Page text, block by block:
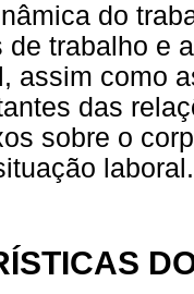
do
de trabalho e
assim como
das
sobre o
laboral.